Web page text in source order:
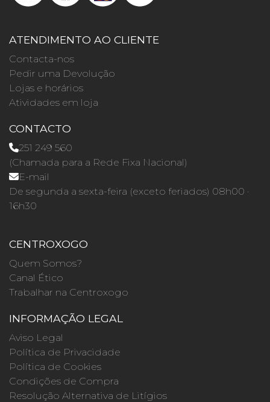
ATENDIMENTO AO CLIENTE
Contacta-nos
Pedir uma Devolução
Lojas e horários
Atividades em loja
CONTACTO
251 249 560
(Chamada para a Rede Fixa Nacional)
E-mail
De segunda a sexta-feira (exceto feriados) 08h00 ·
16h30
CENTROXOGO
Quem Somos?
Canal Ético
Trabalhar na Centroxogo
INFORMAÇÃO LEGAL
Aviso Legal
Política de Privacidade
Política de Cookies
Condições de Compra
Resolução Alternativa de Litígios